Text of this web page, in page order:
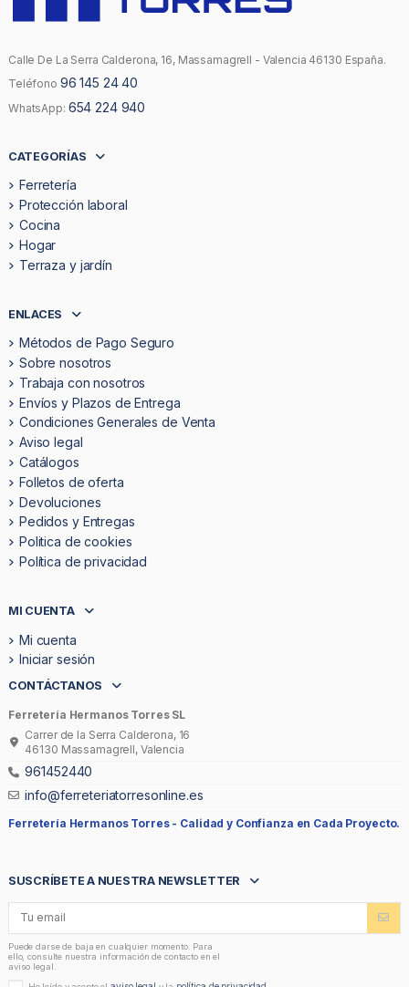
Calle De La Serra Calderona, 16, Massamagrell - Valencia 46130 España.
Teléfono 96 145 24 40
WhatsApp: 654 224 940
CATEGORÍAS
Ferretería
Protección laboral
Cocina
Hogar
Terraza y jardín
ENLACES
Métodos de Pago Seguro
Sobre nosotros
Trabaja con nosotros
Envíos y Plazos de Entrega
Condiciones Generales de Venta
Aviso legal
Catálogos
Folletos de oferta
Devoluciones
Pedidos y Entregas
Politica de cookies
Política de privacidad
MI CUENTA
Mi cuenta
Iniciar sesión
CONTÁCTANOS
Ferretería Hermanos Torres SL
Carrer de la Serra Calderona, 16
46130 Massamagrell, Valencia
961452440
info@ferreteriatorresonline.es
Ferretería Hermanos Torres - Calidad y Confianza en Cada Proyecto.
SUSCRÍBETE A NUESTRA NEWSLETTER
Puede darse de baja en cualquier momento. Para
ello, consulte nuestra información de contacto en el
aviso legal.